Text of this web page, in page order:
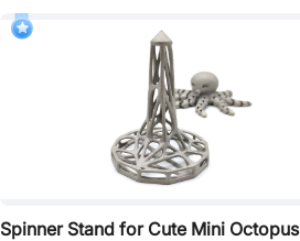
Spinner Stand for Cute Mini Octopus